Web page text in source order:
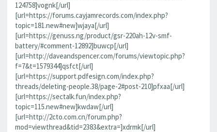
124758]vognk[/url]
[url=https://forums.cayjamrecords.com/index.php?
topic=181.new#new]wjaya[/url]
[url=https://genuss.ng/product/gsr-220ah-12v-smf-
battery/#comment-12892]buwcp[/url]
[url=http://daveandspencer.com/forums/viewtopic.php?
f=7&t=1579344]qsfct[/url]
[url=https://support.pdfesign.com/index.php?
threads/deleting-people.38/page-2#post-210]pfxaa[/url]
[url=https://sectalk.fun/index.php?
topic=115.new#new]kwdaw[/url]
[url=http://2cto.com.cn/forum.php?
mod=viewthread&tid=2383&extra=]xdrmk[/url]